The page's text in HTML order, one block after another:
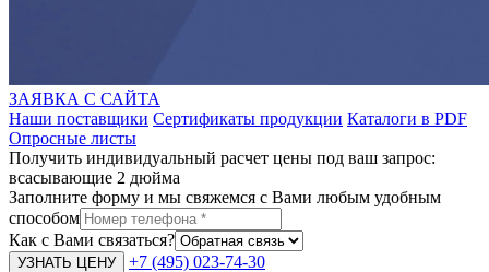
ЗАЯВКА С САЙТА
Наши поставщики Сертификаты продукции Каталоги в PDF
Опросные листы
Получить индивидуальный расчет цены под ваш запрос:
всасывающие 2 дюйма
Заполните форму и мы свяжемся с Вами любым удобным
способом
Как с Вами связаться?
+7 (495) 023-74-30